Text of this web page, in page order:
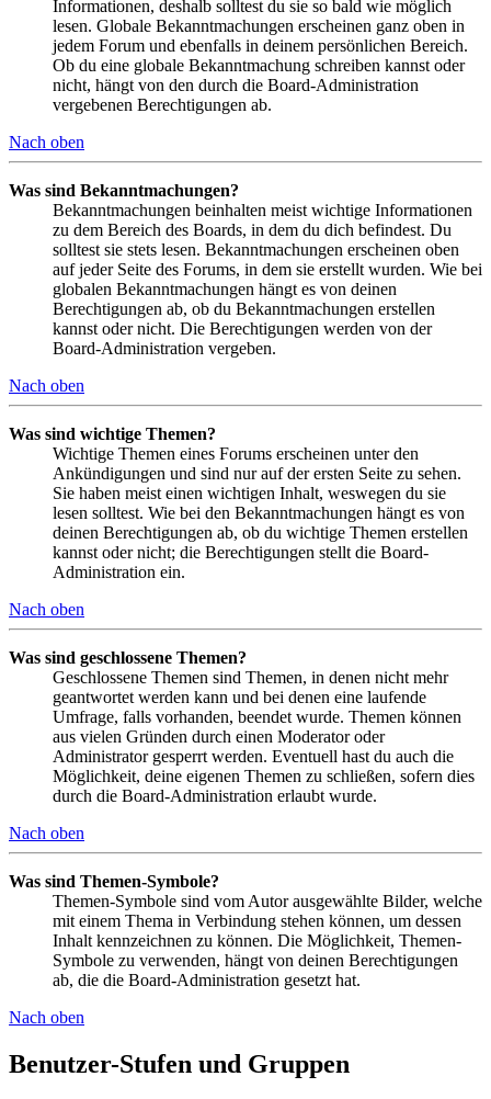
Informationen, deshalb solltest du sie so bald wie möglich
lesen. Globale Bekanntmachungen erscheinen ganz oben in
jedem Forum und ebenfalls in deinem persönlichen Bereich.
Ob du eine globale Bekanntmachung schreiben kannst oder
nicht, hängt von den durch die Board-Administration
vergebenen Berechtigungen ab.
Nach oben
Was sind Bekanntmachungen?
Bekanntmachungen beinhalten meist wichtige Informationen
zu dem Bereich des Boards, in dem du dich befindest. Du
solltest sie stets lesen. Bekanntmachungen erscheinen oben
auf jeder Seite des Forums, in dem sie erstellt wurden. Wie bei
globalen Bekanntmachungen hängt es von deinen
Berechtigungen ab, ob du Bekanntmachungen erstellen
kannst oder nicht. Die Berechtigungen werden von der
Board-Administration vergeben.
Nach oben
Was sind wichtige Themen?
Wichtige Themen eines Forums erscheinen unter den
Ankündigungen und sind nur auf der ersten Seite zu sehen.
Sie haben meist einen wichtigen Inhalt, weswegen du sie
lesen solltest. Wie bei den Bekanntmachungen hängt es von
deinen Berechtigungen ab, ob du wichtige Themen erstellen
kannst oder nicht; die Berechtigungen stellt die Board-
Administration ein.
Nach oben
Was sind geschlossene Themen?
Geschlossene Themen sind Themen, in denen nicht mehr
geantwortet werden kann und bei denen eine laufende
Umfrage, falls vorhanden, beendet wurde. Themen können
aus vielen Gründen durch einen Moderator oder
Administrator gesperrt werden. Eventuell hast du auch die
Möglichkeit, deine eigenen Themen zu schließen, sofern dies
durch die Board-Administration erlaubt wurde.
Nach oben
Was sind Themen-Symbole?
Themen-Symbole sind vom Autor ausgewählte Bilder, welche
mit einem Thema in Verbindung stehen können, um dessen
Inhalt kennzeichnen zu können. Die Möglichkeit, Themen-
Symbole zu verwenden, hängt von deinen Berechtigungen
ab, die die Board-Administration gesetzt hat.
Nach oben
Benutzer-Stufen und Gruppen